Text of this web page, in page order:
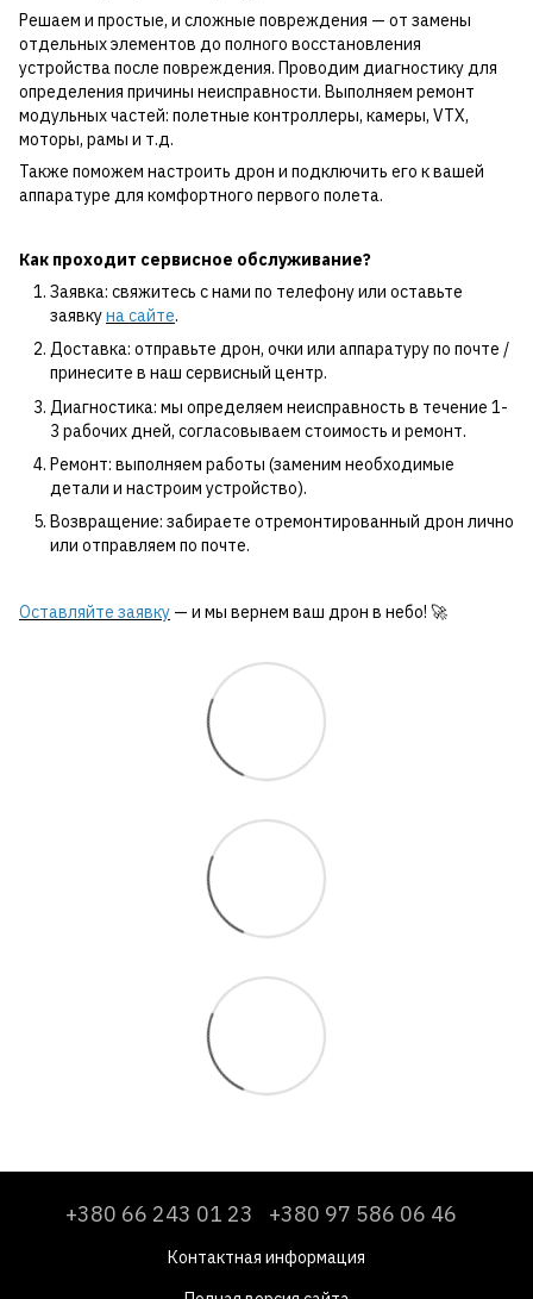
Решаем и простые, и сложные повреждения — от замены
отдельных элементов до полного восстановления
устройства после повреждения. Проводим диагностику для
определения причины неисправности. Выполняем ремонт
модульных частей: полетные контроллеры, камеры, VTX,
моторы, рамы и т.д.
Также поможем настроить дрон и подключить его к вашей
аппаратуре для комфортного первого полета.
Как проходит сервисное обслуживание?
Заявка: свяжитесь с нами по телефону или оставьте
заявкуна сайте.
Доставка: отправьте дрон, очки или аппаратуру по почте /
принесите в наш сервисный центр.
Диагностика: мы определяем неисправность в течение 1-
3 рабочих дней, согласовываем стоимость и ремонт.
Ремонт: выполняем работы (заменим необходимые
детали и настроим устройство).
Возвращение: забираете отремонтированный дрон лично
или отправляем по почте.
Оставляйте заявку — и мы вернем ваш дрон в небо! 🚀
+380 66 243 01 23 +380 97 586 06 46
Контактная информация